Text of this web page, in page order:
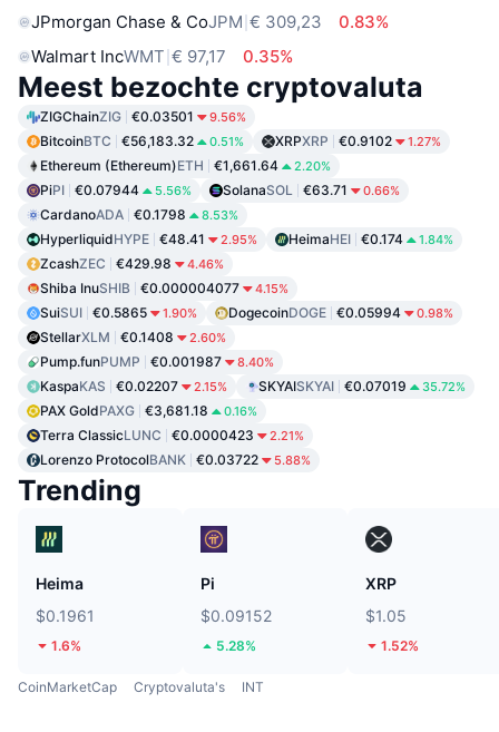
JPmorgan Chase & CoJPM € 309,23
0.83%
Walmart IncWMT € 97,17 0.35%
Meest bezochte cryptovaluta
ZIGChainZIG €0.03501 9.56%
BitcoinBTC €56,183.32 0.51% XRPXRP €0.9102 1.27%
Ethereum (Ethereum)ETH €1,661.64 2.20%
PiPI €0.07944 5.56% SolanaSOL €63.71 0.66%
CardanoADA €0.1798 8.53%
HyperliquidHYPE €48.41 2.95% HeimaHEI €0.174 1.84%
ZcashZEC €429.98 4.46%
Shiba InuSHIB €0.000004077 4.15%
SuiSUI €0.5865 1.90% DogecoinDOGE €0.05994 0.98%
StellarXLM €0.1408 2.60%
Pump.funPUMP €0.001987 8.40%
KaspaKAS €0.02207 2.15% SKYAISKYAI €0.07019 35.72%
PAX GoldPAXG €3,681.18 0.16%
Terra ClassicLUNC €0.0000423 2.21%
Lorenzo ProtocolBANK €0.03722 5.88%
Trending
Heima
$0.1961
1.6%
Pi
$0.09152
5.28%
XRP
$1.05
1.52%
CoinMarketCap Cryptovaluta's INT